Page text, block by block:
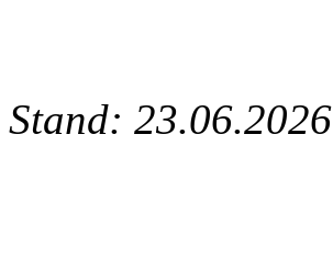
Stand: 23.06.2026